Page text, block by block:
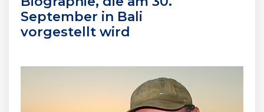
September in Bali
vorgestellt wird